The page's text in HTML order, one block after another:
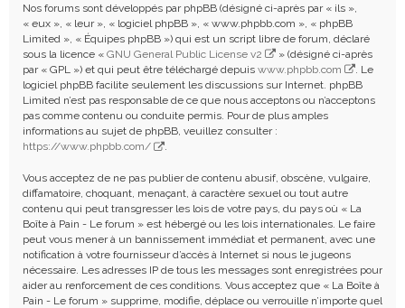
Nos forums sont développés par phpBB (désigné ci-après par « ils »,
« eux », « leur », « logiciel phpBB », « www.phpbb.com », « phpBB
Limited », « Équipes phpBB ») qui est un script libre de forum, déclaré
sous la licence « GNU General Public License v2
» (désigné ci-après
par « GPL ») et qui peut être téléchargé depuis www.phpbb.com
. Le
logiciel phpBB facilite seulement les discussions sur Internet. phpBB
Limited n’est pas responsable de ce que nous acceptons ou n’acceptons
pas comme contenu ou conduite permis. Pour de plus amples
informations au sujet de phpBB, veuillez consulter :
https://www.phpbb.com/
.
Vous acceptez de ne pas publier de contenu abusif, obscène, vulgaire,
diffamatoire, choquant, menaçant, à caractère sexuel ou tout autre
contenu qui peut transgresser les lois de votre pays, du pays où « La
Boîte à Pain - Le forum » est hébergé ou les lois internationales. Le faire
peut vous mener à un bannissement immédiat et permanent, avec une
notification à votre fournisseur d’accès à Internet si nous le jugeons
nécessaire. Les adresses IP de tous les messages sont enregistrées pour
aider au renforcement de ces conditions. Vous acceptez que « La Boîte à
Pain - Le forum » supprime, modifie, déplace ou verrouille n’importe quel